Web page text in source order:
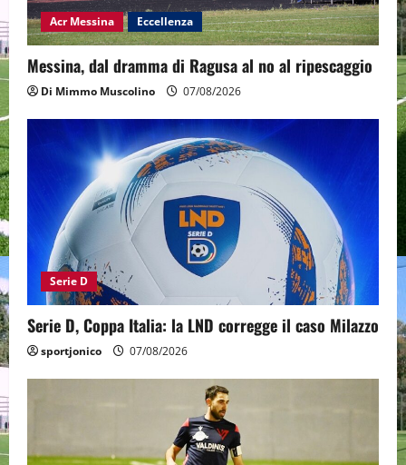
Acr Messina Eccellenza
Messina, dal dramma di Ragusa al no al ripescaggio
Di Mimmo Muscolino 07/08/2026
Serie D
Serie D, Coppa Italia: la LND corregge il caso Milazzo
sportjonico 07/08/2026